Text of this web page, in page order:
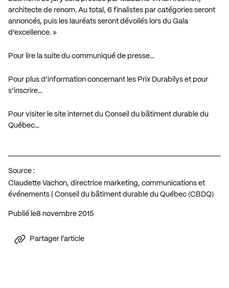
architecte de renom. Au total, 6 finalistes par catégories seront
annoncés, puis les lauréats seront dévoilés lors du Gala
d’excellence. »
Pour lire la suite du communiqué de presse…
Pour plus d’information concernant les Prix Durabilys et pour
s’inscrire…
Pour visiter le site internet du Conseil du bâtiment durable du
Québec…
Source :
Claudette Vachon, directrice marketing, communications et
événements | Conseil du bâtiment durable du Québec (CBDQ)
Publié le 8 novembre 2015
Partager l'article